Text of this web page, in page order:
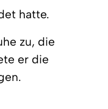
hatte.
zu, die
er die